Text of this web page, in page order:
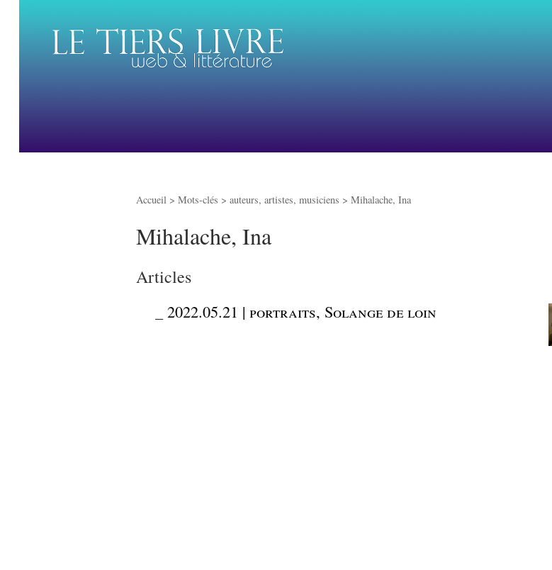
Accueil > Mots-clés > auteurs, artistes, musiciens > Mihalache, Ina
Mihalache, Ina
Articles
2022.05.21 | portraits, Solange de loin